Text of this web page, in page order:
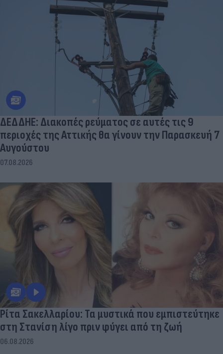
ΔΕΔΔΗΕ: Διακοπές ρεύματος σε αυτές τις 9
περιοχές της Αττικής θα γίνουν την Παρασκευή 7
Αυγούστου
07.08.2026
Ρίτα Σακελλαρίου: Τα μυστικά που εμπιστεύτηκε
στη Στανίση λίγο πριν φύγει από τη ζωή
06.08.2026